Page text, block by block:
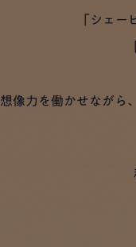
「シェー
想像力を働かせながら